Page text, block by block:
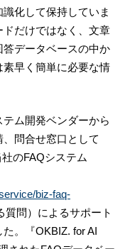
化して保持していま
だけではなく、文章
データベースの中か
早く簡単に必要な情
ム開発ベンダーから
問合せ窓口として
のFAQシステム
biz-faq-
質問）によるサポート
。『OKBIZ. for AI